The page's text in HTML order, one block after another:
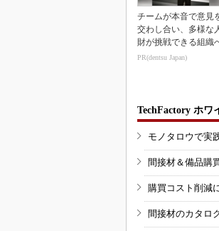
チームが本音で意見
交わし合い、多様な
財が挑戦できる組織
PR(dentsu Japan)
TechFactory ホワ
モノタロウで実
間接材＆備品購
購買コスト削減
間接材のカタロ